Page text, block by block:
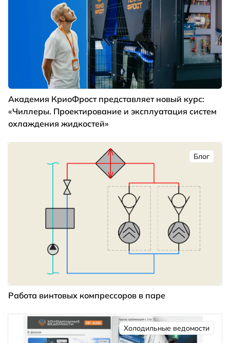
Академия КриоФрост представляет новый курс:
«Чиллеры. Проектирование и эксплуатация систем
охлаждения жидкостей»
Блог
Работа винтовых компрессоров в паре
Холодильные ведомости